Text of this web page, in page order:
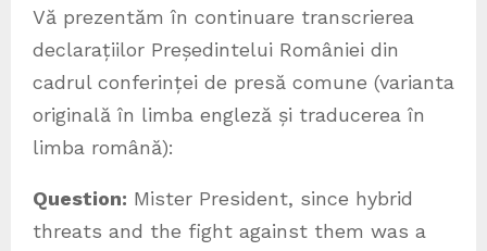
Vă prezentăm în continuare transcrierea
declarațiilor Președintelui României din
cadrul conferinței de presă comune (varianta
originală în limba engleză și traducerea în
limba română):
Question: Mister President, since hybrid
threats and the fight against them was a